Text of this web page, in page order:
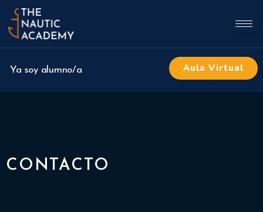
Ya soy alumno/a Aula Virtual
CONTACTO